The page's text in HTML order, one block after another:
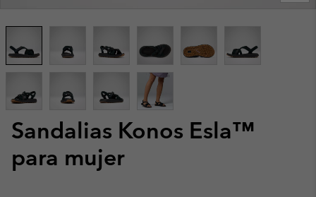
Sandalias Konos Esla™
para mujer